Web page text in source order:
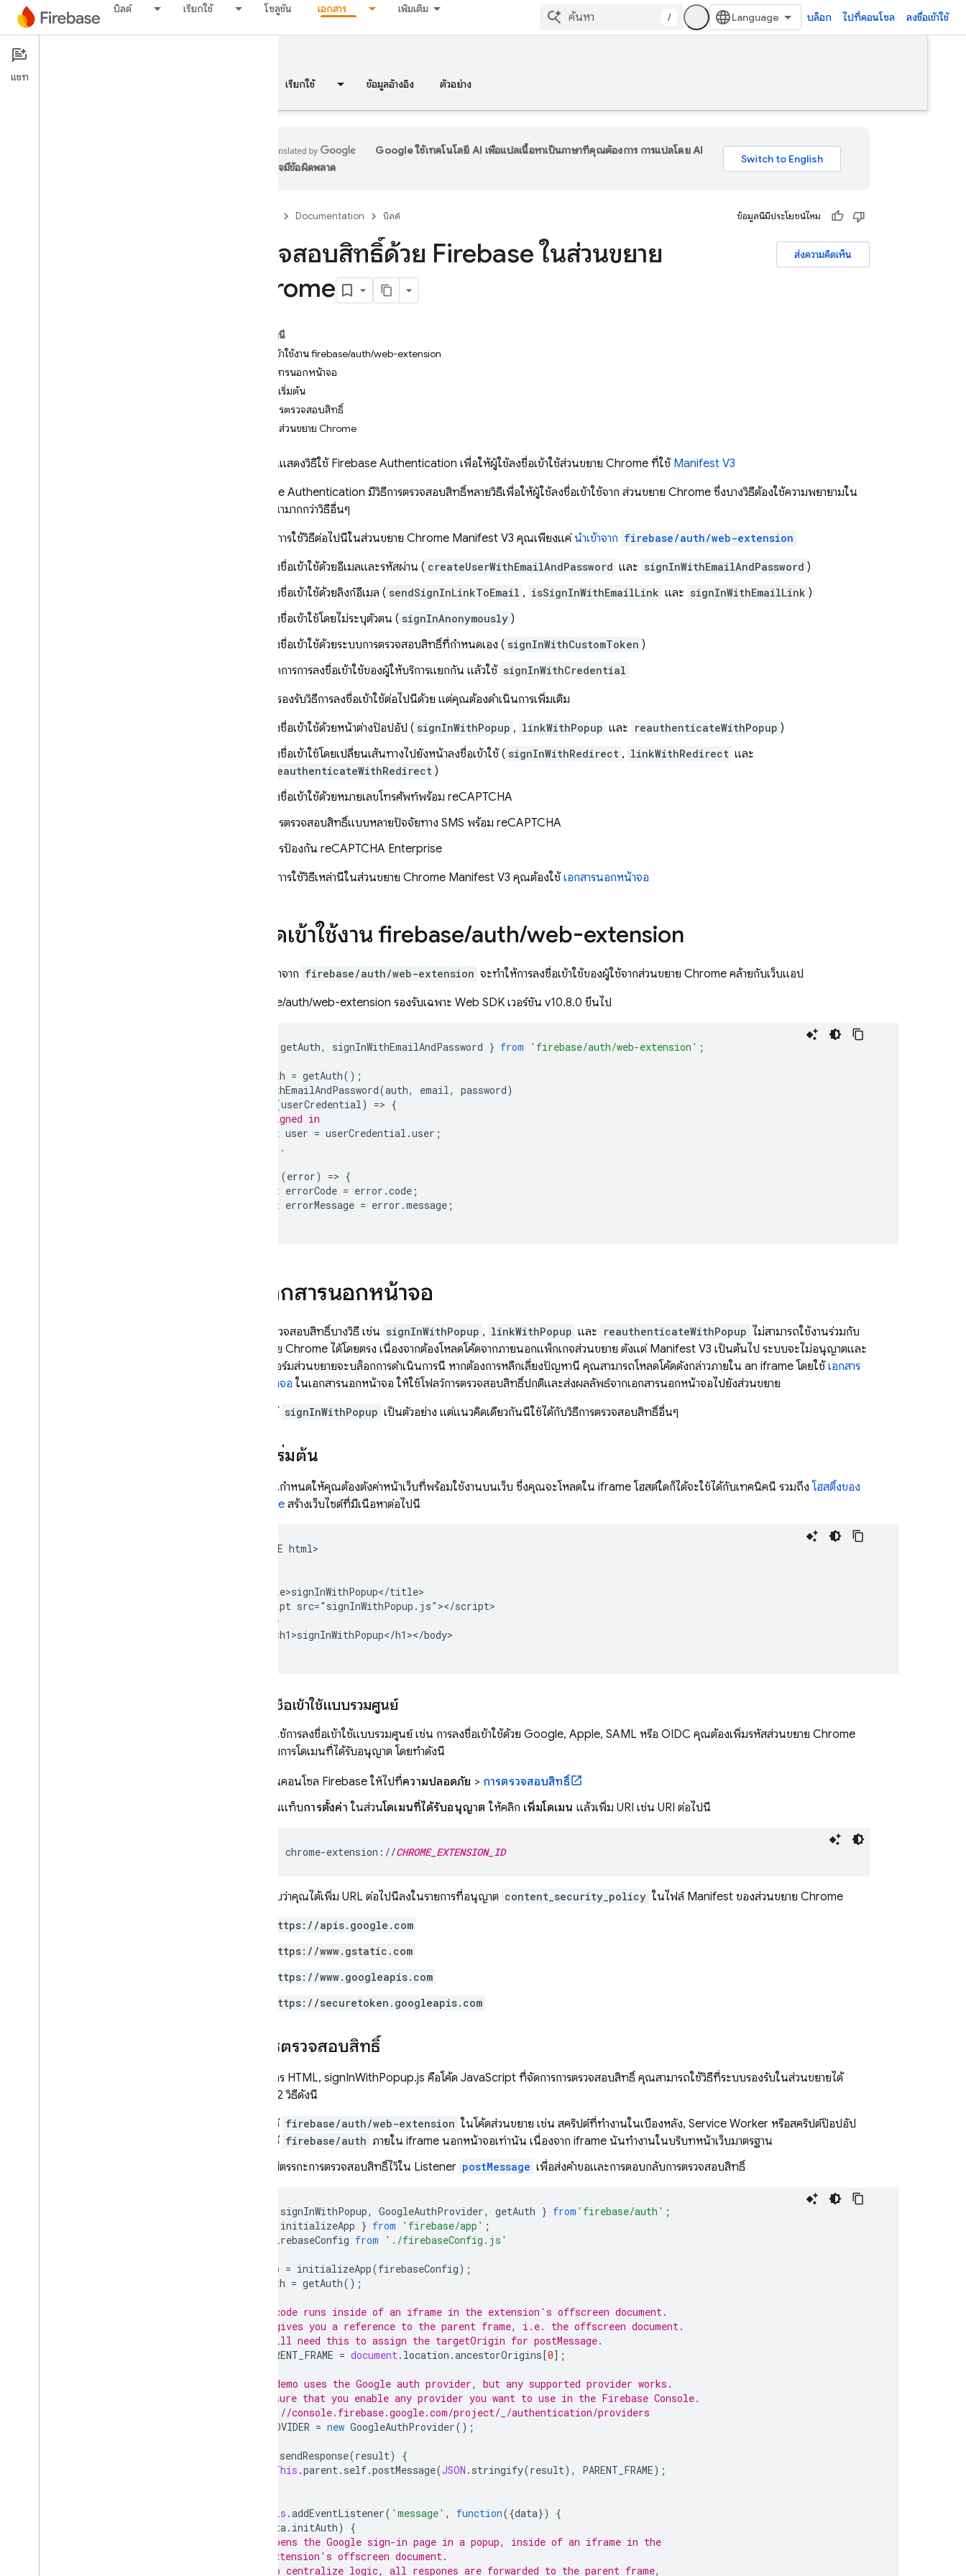
บิลด์ เรียกใช้ โซลูชัน เอกสาร เพิ่มเติม
/ บล็อก ไปที่คอนโซล ลงชื่อเข้าใช้
Documentation
ภาพรวม เรียกใช้ ข้อมูลอ้างอิง ตัวอย่าง
Google ใช้เทคโนโลยี AI เพื่อแปลเนื้อหาเป็นภาษาที่คุณต้องการ การแปลโดย AI
อาจมีข้อผิดพลาด
Documentation บิลด์ ข้อมูลนี้มีประโยชน์ไหม
ส่งความคิดเห็น
ตรวจสอบสิทธิ์ด้วย Firebase ในส่วนขยาย
Chrome
ในหน้านี้
ใช้จุดเข้าใช้งาน firebase/auth/web-extension
ใช้เอกสารนอกหน้าจอ
ก่อนเริ่มต้น
ใช้การตรวจสอบสิทธิ์
สร้างส่วนขยาย Chrome
เอกสารนี้แสดงวิธีใช้ Firebase Authentication เพื่อให้ผู้ใช้ลงชื่อเข้าใช้ส่วนขยาย Chrome ที่ใช้ Manifest V3
Firebase Authentication มีวิธีการตรวจสอบสิทธิ์หลายวิธีเพื่อให้ผู้ใช้ลงชื่อเข้าใช้จาก ส่วนขยาย Chrome ซึ่งบางวิธีต้องใช้ความพยายามใน
การพัฒนามากกว่าวิธีอื่นๆ
หากต้องการใช้วิธีต่อไปนี้ในส่วนขยาย Chrome Manifest V3 คุณเพียงแค่ นำเข้าจาก firebase/auth/web-extension
ลงชื่อเข้าใช้ด้วยอีเมลและรหัสผ่าน ( createUserWithEmailAndPassword และ signInWithEmailAndPassword )
ลงชื่อเข้าใช้ด้วยลิงก์อีเมล ( sendSignInLinkToEmail , isSignInWithEmailLink และ signInWithEmailLink )
ลงชื่อเข้าใช้โดยไม่ระบุตัวตน ( signInAnonymously )
ลงชื่อเข้าใช้ด้วยระบบการตรวจสอบสิทธิ์ที่กำหนดเอง ( signInWithCustomToken )
จัดการการลงชื่อเข้าใช้ของผู้ให้บริการแยกกัน แล้วใช้ signInWithCredential
ระบบยังรองรับวิธีการลงชื่อเข้าใช้ต่อไปนี้ด้วย แต่คุณต้องดำเนินการเพิ่มเติม
ลงชื่อเข้าใช้ด้วยหน้าต่างป๊อปอัป ( signInWithPopup , linkWithPopup และ reauthenticateWithPopup )
ลงชื่อเข้าใช้โดยเปลี่ยนเส้นทางไปยังหน้าลงชื่อเข้าใช้ ( signInWithRedirect , linkWithRedirect และ
reauthenticateWithRedirect )
ลงชื่อเข้าใช้ด้วยหมายเลขโทรศัพท์พร้อม reCAPTCHA
การตรวจสอบสิทธิ์แบบหลายปัจจัยทาง SMS พร้อม reCAPTCHA
การป้องกัน reCAPTCHA Enterprise
หากต้องการใช้วิธีเหล่านี้ในส่วนขยาย Chrome Manifest V3 คุณต้องใช้ เอกสารนอกหน้าจอ
ใช้จุดเข้าใช้งาน firebase/auth/web-extension
การนำเข้าจาก firebase/auth/web-extension จะทำให้การลงชื่อเข้าใช้ของผู้ใช้จากส่วนขยาย Chrome คล้ายกับเว็บแอป
firebase/auth/web-extension รองรับเฉพาะ Web SDK เวอร์ชัน v10.8.0 ขึ้นไป
getAuth, signInWithEmailAndPassword } from 'firebase/auth/web-extension' ;
auth = getAuth();
signInWithEmailAndPassword(auth, email, password)
((userCredential) => {
// Signed in
const user = userCredential .user ;
// ...
((error) => {
const errorCode = error .code ;
const errorMessage = error .message ;
ใช้เอกสารนอกหน้าจอ
วิธีการตรวจสอบสิทธิ์บางวิธี เช่น signInWithPopup , linkWithPopup และ reauthenticateWithPopup ไม่สามารถใช้งานร่วมกับ
ส่วนขยาย Chrome ได้โดยตรง เนื่องจากต้องโหลดโค้ดจากภายนอกแพ็กเกจส่วนขยาย ตั้งแต่ Manifest V3 เป็นต้นไป ระบบจะไม่อนุญาตและ
แพลตฟอร์มส่วนขยายจะบล็อกการดำเนินการนี้ หากต้องการหลีกเลี่ยงปัญหานี้ คุณสามารถโหลดโค้ดดังกล่าวภายใน an iframe โดยใช้ เอกสาร
นอกหน้าจอ ในเอกสารนอกหน้าจอ ให้ใช้โฟลว์การตรวจสอบสิทธิ์ปกติและส่งผลลัพธ์จากเอกสารนอกหน้าจอไปยังส่วนขยาย
คู่มือนี้ใช้ signInWithPopup เป็นตัวอย่าง แต่แนวคิดเดียวกันนี้ใช้ได้กับวิธีการตรวจสอบสิทธิ์อื่นๆ
ก่อนเริ่มต้น
เทคนิคนี้กำหนดให้คุณต้องตั้งค่าหน้าเว็บที่พร้อมใช้งานบนเว็บ ซึ่งคุณจะโหลดใน iframe โฮสต์ใดก็ได้จะใช้ได้กับเทคนิคนี้ รวมถึง โฮสติ้งของ
Firebase สร้างเว็บไซต์ที่มีเนื้อหาต่อไปนี้
<!DOCTYPE html>
    <title>signInWithPopup</title>
    <script src="signInWithPopup.js"></script>
  </head>
  <body><h1>signInWithPopup</h1></body>
การลงชื่อเข้าใช้แบบรวมศูนย์
หากคุณใช้การลงชื่อเข้าใช้แบบรวมศูนย์ เช่น การลงชื่อเข้าใช้ด้วย Google, Apple, SAML หรือ OIDC คุณต้องเพิ่มรหัสส่วนขยาย Chrome
ลงในรายการโดเมนที่ได้รับอนุญาต โดยทำดังนี้
ในคอนโซล Firebase ให้ไปที่ความปลอดภัย > การตรวจสอบสิทธิ์
ในแท็บการตั้งค่า ในส่วนโดเมนที่ได้รับอนุญาต ให้คลิก เพิ่มโดเมน แล้วเพิ่ม URI เช่น URI ต่อไปนี้
chrome-extension://CHROME_EXTENSION_ID
ตรวจสอบว่าคุณได้เพิ่ม URL ต่อไปนี้ลงในรายการที่อนุญาต content_security_policy ในไฟล์ Manifest ของส่วนขยาย Chrome
https://apis.google.com
https://www.gstatic.com
https://www.googleapis.com
https://securetoken.googleapis.com
ใช้การตรวจสอบสิทธิ์
ในเอกสาร HTML, signInWithPopup.js คือโค้ด JavaScript ที่จัดการการตรวจสอบสิทธิ์ คุณสามารถใช้วิธีที่ระบบรองรับในส่วนขยายได้
โดยตรง 2 วิธีดังนี้
ใช้ firebase/auth/web-extension ในโค้ดส่วนขยาย เช่น สคริปต์ที่ทำงานในเบื้องหลัง, Service Worker หรือสคริปต์ป๊อปอัป
ใช้ firebase/auth ภายใน iframe นอกหน้าจอเท่านั้น เนื่องจาก iframe นั้นทำงานในบริบทหน้าเว็บมาตรฐาน
ใส่ตรรกะการตรวจสอบสิทธิ์ไว้ใน Listener postMessage เพื่อส่งคำขอและการตอบกลับการตรวจสอบสิทธิ์
signInWithPopup, GoogleAuthProvider, getAuth } from 'firebase/auth' ;
initializeApp } from 'firebase/app' ;
firebaseConfig from './firebaseConfig.js'
app = initializeApp(firebaseConfig);
auth = getAuth();
// This code runs inside of an iframe in the extension's offscreen document.
// This gives you a reference to the parent frame, i.e. the offscreen document.
// You will need this to assign the targetOrigin for postMessage.
PARENT_FRAME = document. location .ancestorOrigins[0];
// This demo uses the Google auth provider, but any supported provider works.
// Make sure that you enable any provider you want to use in the Firebase Console.
// https://console.firebase.google.com/project/_/authentication/providers
PROVIDER = new GoogleAuthProvider();
sendResponse(result)
{
globalThis .parent. self.postMessage(JSON . stringify(result), PARENT_FRAME);
globalThis .addEventListener( 'message' , function({data})
{
data. initAuth)
{
// Opens the Google sign-in page in a popup, inside of an iframe in the
// extension's offscreen document.
// To centralize logic, all respones are forwarded to the parent frame,
แชท